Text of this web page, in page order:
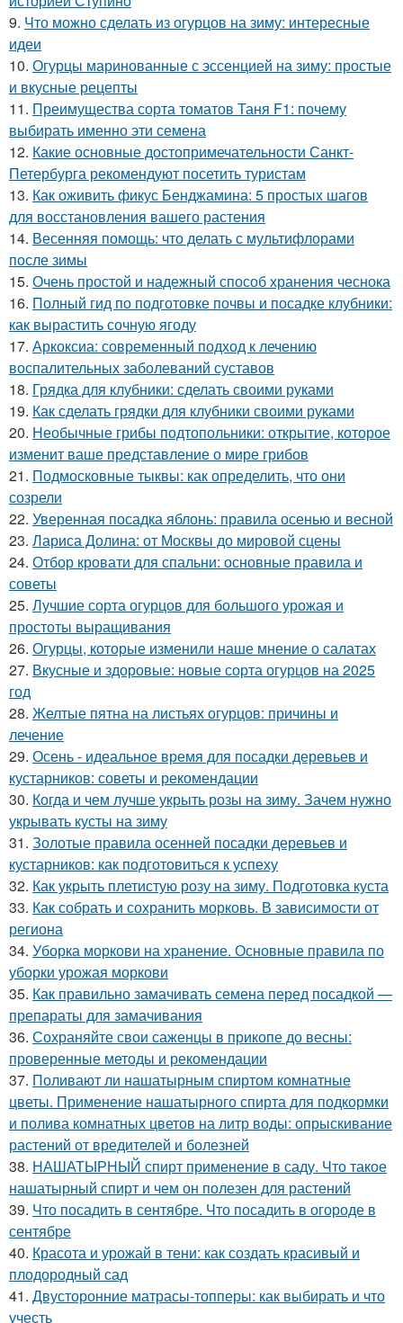
9. Что можно сделать из огурцов на зиму: интересные
идеи
10. Огурцы маринованные с эссенцией на зиму: простые
и вкусные рецепты
11. Преимущества сорта томатов Таня F1: почему
выбирать именно эти семена
12. Какие основные достопримечательности Санкт-
Петербурга рекомендуют посетить туристам
13. Как оживить фикус Бенджамина: 5 простых шагов
для восстановления вашего растения
14. Весенняя помощь: что делать с мультифлорами
после зимы
15. Очень простой и надежный способ хранения чеснока
16. Полный гид по подготовке почвы и посадке клубники:
как вырастить сочную ягоду
17. Аркоксиа: современный подход к лечению
воспалительных заболеваний суставов
18. Грядка для клубники: сделать своими руками
19. Как сделать грядки для клубники своими руками
20. Необычные грибы подтопольники: открытие, которое
изменит ваше представление о мире грибов
21. Подмосковные тыквы: как определить, что они
созрели
22. Уверенная посадка яблонь: правила осенью и весной
23. Лариса Долина: от Москвы до мировой сцены
24. Отбор кровати для спальни: основные правила и
советы
25. Лучшие сорта огурцов для большого урожая и
простоты выращивания
26. Огурцы, которые изменили наше мнение о салатах
27. Вкусные и здоровые: новые сорта огурцов на 2025
год
28. Желтые пятна на листьях огурцов: причины и
лечение
29. Осень - идеальное время для посадки деревьев и
кустарников: советы и рекомендации
30. Когда и чем лучше укрыть розы на зиму. Зачем нужно
укрывать кусты на зиму
31. Золотые правила осенней посадки деревьев и
кустарников: как подготовиться к успеху
32. Как укрыть плетистую розу на зиму. Подготовка куста
33. Как собрать и сохранить морковь. В зависимости от
региона
34. Уборка моркови на хранение. Основные правила по
уборки урожая моркови
35. Как правильно замачивать семена перед посадкой —
препараты для замачивания
36. Сохраняйте свои саженцы в прикопе до весны:
проверенные методы и рекомендации
37. Поливают ли нашатырным спиртом комнатные
цветы. Применение нашатырного спирта для подкормки
и полива комнатных цветов на литр воды: опрыскивание
растений от вредителей и болезней
38. НАШАТЫРНЫЙ спирт применение в саду. Что такое
нашатырный спирт и чем он полезен для растений
39. Что посадить в сентябре. Что посадить в огороде в
сентябре
40. Красота и урожай в тени: как создать красивый и
плодородный сад
41. Двусторонние матрасы-топперы: как выбирать и что
учесть